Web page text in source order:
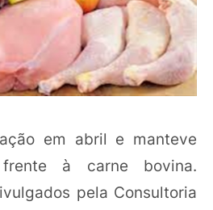
em abril e manteve
frente à carne bovina.
pela Consultoria